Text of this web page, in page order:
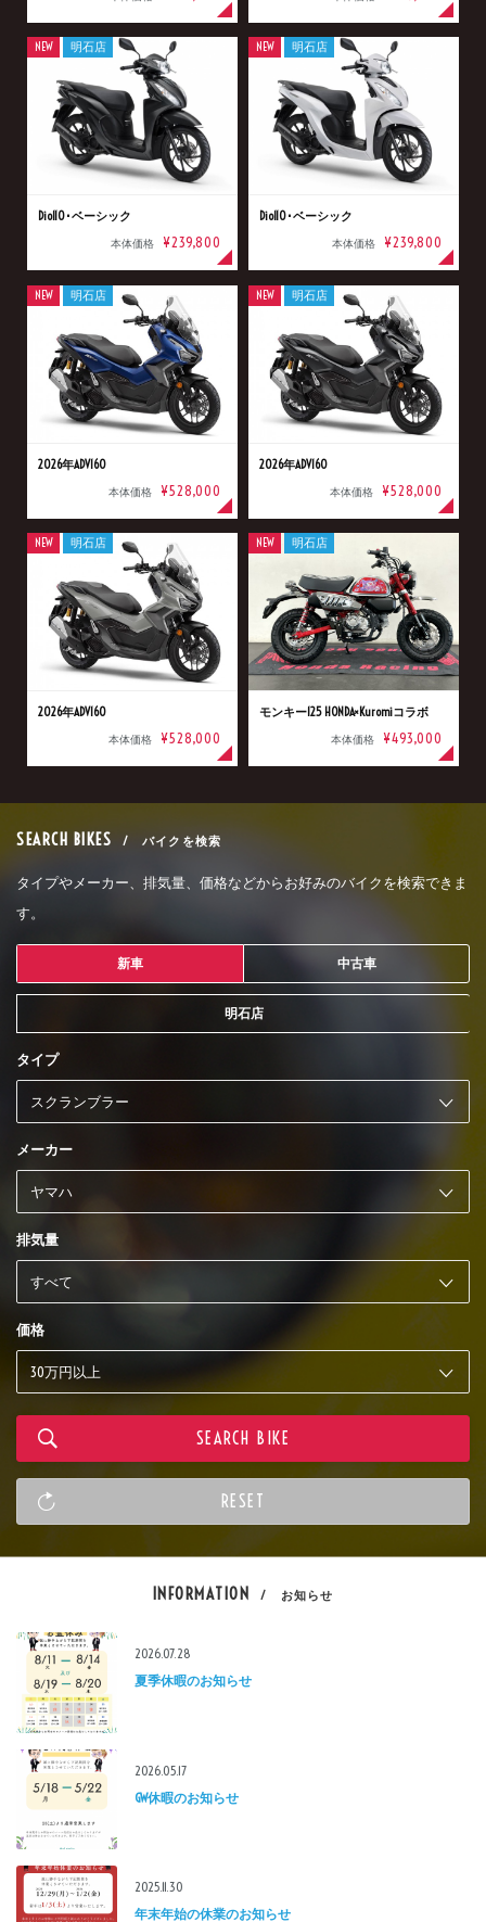
Dio110･ベーシック
本体価格 ¥239,800
NEW 明石店
Dio110･ベーシック
本体価格 ¥239,800
NEW 明石店
2026年ADV160
本体価格 ¥528,000
NEW 明石店
2026年ADV160
本体価格 ¥528,000
NEW 明石店
2026年ADV160
本体価格 ¥528,000
NEW 明石店
モンキー125 HONDA×Kuromiコラボ
本体価格 ¥493,000
NEW 明石店
SEARCH BIKES / バイクを検索
タイプやメーカー、排気量、価格などからお好みのバイクを検索できま
す。
新車 中古車
明石店
タイプ
メーカー
排気量
価格
INFORMATION / お知らせ
2026.07.28
夏季休暇のお知らせ
2026.05.17
GW休暇のお知らせ
2025.11.30
年末年始の休業のお知らせ